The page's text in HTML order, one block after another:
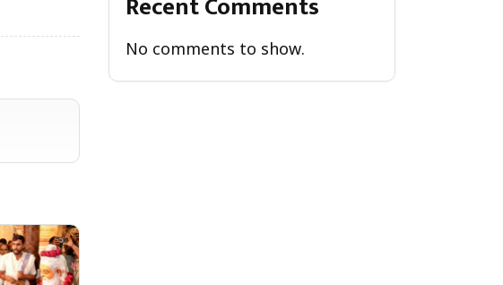
No comments to show.